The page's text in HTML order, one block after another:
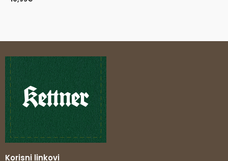
Korisni linkovi